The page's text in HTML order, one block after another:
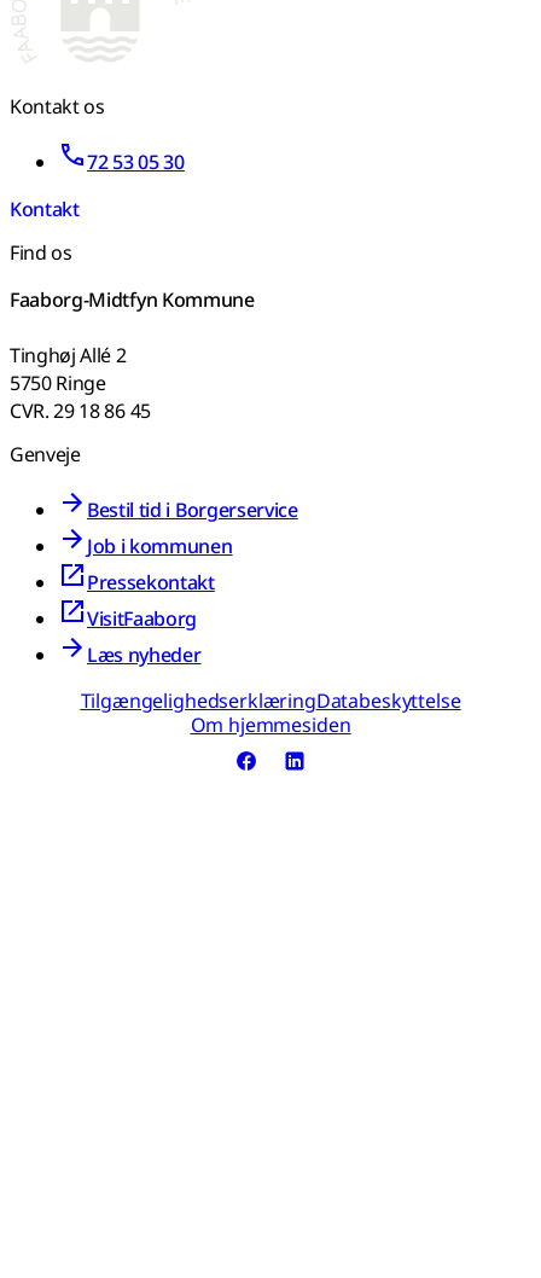
Kontakt os
72 53 05 30
Kontakt
Find os
Faaborg-Midtfyn Kommune
Tinghøj Allé 2
5750 Ringe
CVR. 29 18 86 45
Genveje
Bestil tid i Borgerservice
Job i kommunen
Pressekontakt
VisitFaaborg
Læs nyheder
TilgængelighedserklæringDatabeskyttelse
Om hjemmesiden